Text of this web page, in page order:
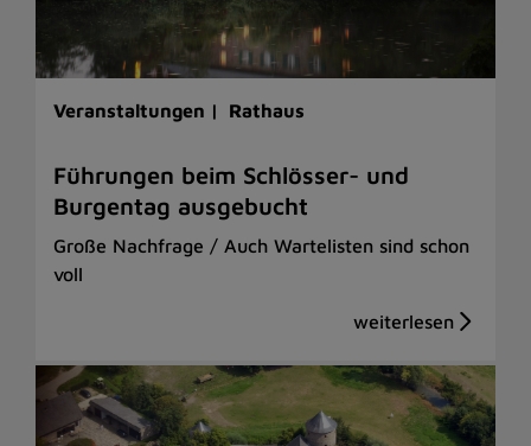
Veranstaltungen | Rathaus
Führungen beim Schlösser- und
Burgentag ausgebucht
Große Nachfrage / Auch Wartelisten sind schon
voll